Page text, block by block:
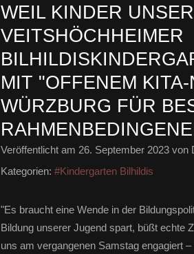
WEIL KINDER
VEITSHÖCHHEIMER
MIT "OFFENEM
WÜRZBURG FÜR
Veröffentlicht am 26. September 2023 von
Kategorien: #Kindergarten Bilhildis
"Es braucht eine Wende in der
Bildung unserer Jugend spart, büßt echte
uns am vergangenen Samstag engagiert